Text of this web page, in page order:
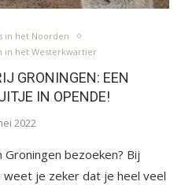
in het Noorden
in het Westerkwartier
GRONINGEN: EEN
IN OPENDE!
2022
bezoeken? Bij
weet je zeker dat je heel veel